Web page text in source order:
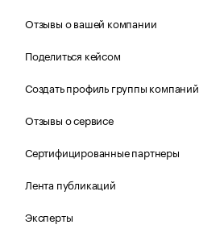
Отзывы о вашей компании
Поделиться кейсом
Создать профиль группы компаний
Отзывы о сервисе
Сертифицированные партнеры
Лента публикаций
Эксперты